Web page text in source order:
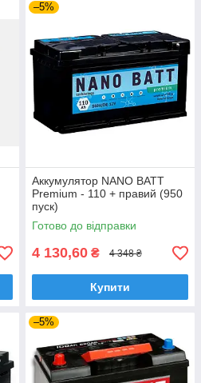
–5%
Аккумулятор NANO BATT
Premium - 110 + правий (950
пуск)
Готово до відправки
4 130,60 ₴ 4 348 ₴
Купити
–5%